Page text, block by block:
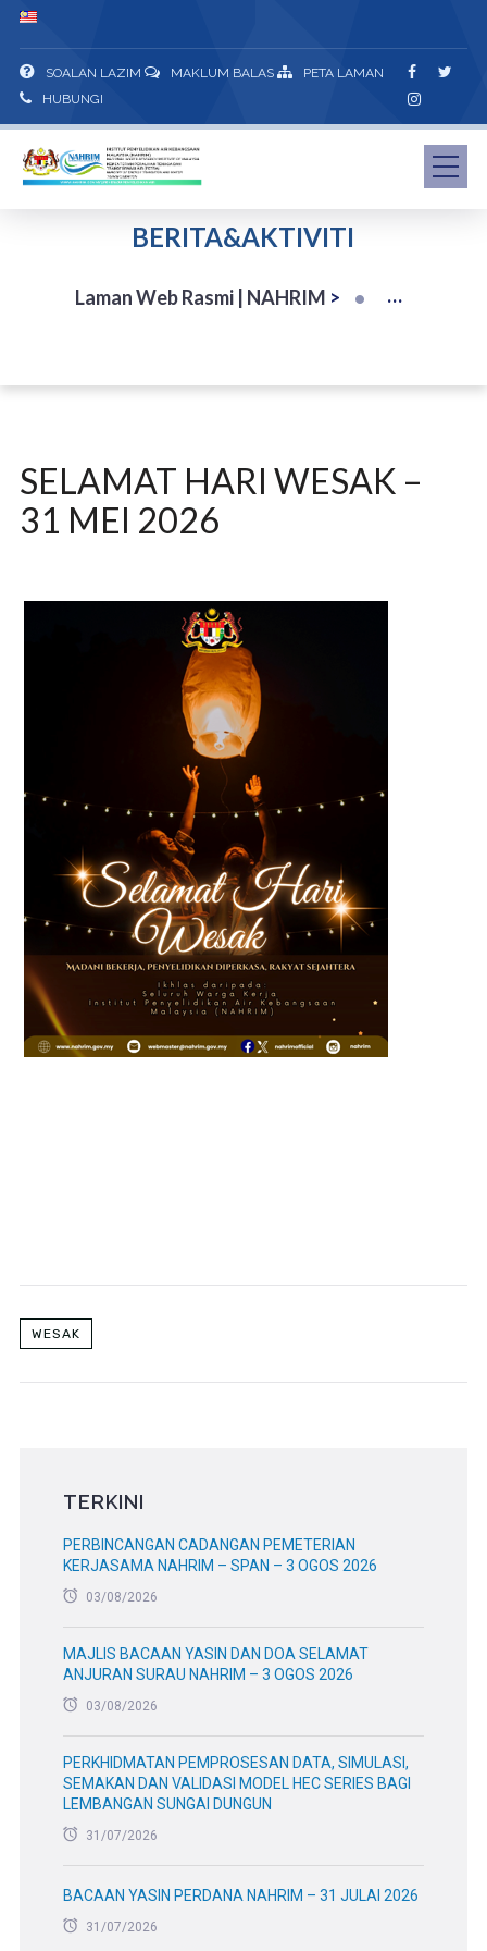
SOALAN LAZIM MAKLUM BALAS
PETA LAMAN
HUBUNGI
BERITA&AKTIVITI
Laman Web Rasmi | NAHRIM >
SELAMAT HARI WESAK –
31 MEI 2026
WESAK
TERKINI
PERBINCANGAN CADANGAN PEMETERIAN
KERJASAMA NAHRIM – SPAN – 3 OGOS 2026
03/08/2026
MAJLIS BACAAN YASIN DAN DOA SELAMAT
ANJURAN SURAU NAHRIM – 3 OGOS 2026
03/08/2026
PERKHIDMATAN PEMPROSESAN DATA, SIMULASI,
SEMAKAN DAN VALIDASI MODEL HEC SERIES BAGI
LEMBANGAN SUNGAI DUNGUN
31/07/2026
BACAAN YASIN PERDANA NAHRIM – 31 JULAI 2026
31/07/2026